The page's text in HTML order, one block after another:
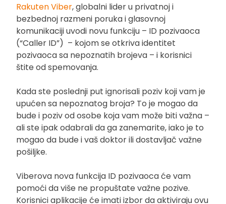
Rakuten Viber, globalni lider u privatnoj i
bezbednoj razmeni poruka i glasovnoj
komunikaciji uvodi novu funkciju – ID pozivaoca
(“Caller ID”) – kojom se otkriva identitet
pozivaoca sa nepoznatih brojeva – i korisnici
štite od spemovanja.
Kada ste poslednji put ignorisali poziv koji vam je
upućen sa nepoznatog broja? To je mogao da
bude i poziv od osobe koja vam može biti važna –
ali ste ipak odabrali da ga zanemarite, iako je to
mogao da bude i vaš doktor ili dostavljač važne
pošiljke.
Viberova nova funkcija ID pozivaoca će vam
pomoći da više ne propuštate važne pozive.
Korisnici aplikacije će imati izbor da aktiviraju ovu